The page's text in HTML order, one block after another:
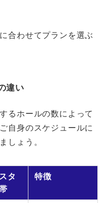
合わせてプランを選ぶ
違い
るホールの数によって
自身のスケジュールに
しょう。
タ
特徴